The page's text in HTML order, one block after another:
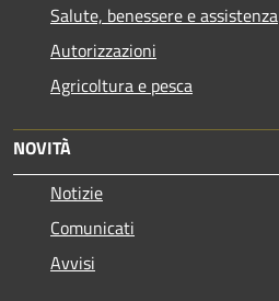
Salute, benessere e assistenza
Autorizzazioni
Agricoltura e pesca
NOVITÀ
Notizie
Comunicati
Avvisi